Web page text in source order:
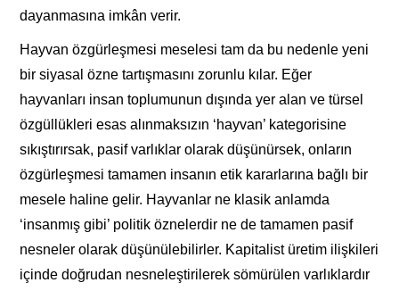
dayanmasına imkân verir.
Hayvan özgürleşmesi meselesi tam da bu nedenle yeni
bir siyasal özne tartışmasını zorunlu kılar. Eğer
hayvanları insan toplumunun dışında yer alan ve türsel
özgüllükleri esas alınmaksızın ‘hayvan’ kategorisine
sıkıştırırsak, pasif varlıklar olarak düşünürsek, onların
özgürleşmesi tamamen insanın etik kararlarına bağlı bir
mesele haline gelir. Hayvanlar ne klasik anlamda
‘insanmış gibi’ politik öznelerdir ne de tamamen pasif
nesneler olarak düşünülebilirler. Kapitalist üretim ilişkileri
içinde doğrudan nesneleştirilerek sömürülen varlıklardır